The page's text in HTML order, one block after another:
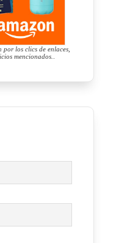
los clics de enlaces,
mencionados.